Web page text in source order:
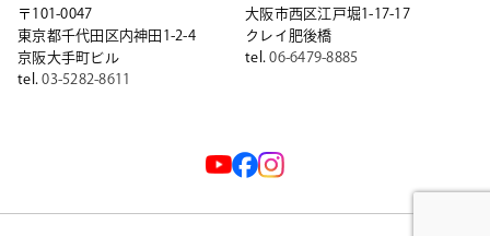
〒101-0047
東京都千代田区内神田1-2-4
京阪大手町ビル
tel.03-5282-8611
大阪市西区江戸堀1-17-17
クレイ肥後橋
tel.06-6479-8885